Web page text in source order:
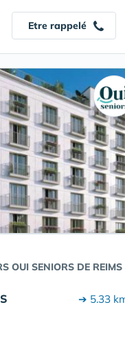
Etre rappelé
OUI SENIORS DE REIMS
➔ 5.33